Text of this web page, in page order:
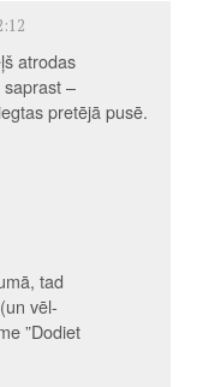
atrodas
–
pretējā pusē.
tad
vēl-
”Dodiet